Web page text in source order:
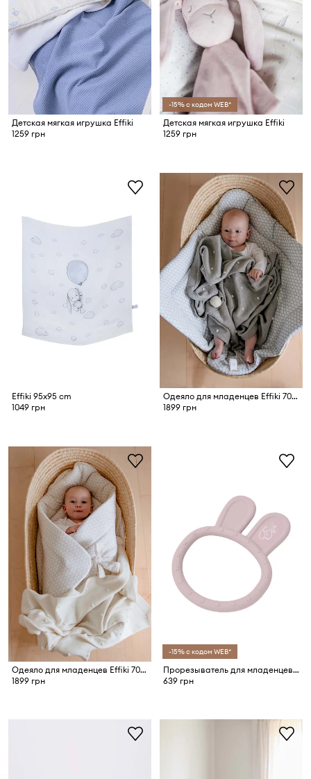
Детская мягкая игрушка Effiki
1259 грн
-15% с кодом WEB*
Детская мягкая игрушка Effiki
1259 грн
Effiki 95x95 cm
1049 грн
Одеяло для младенцев Effiki 70x100
1899 грн
Одеяло для младенцев Effiki 70x100
1899 грн
-15% с кодом WEB*
Прорезыватель для младенцев Effiki
639 грн